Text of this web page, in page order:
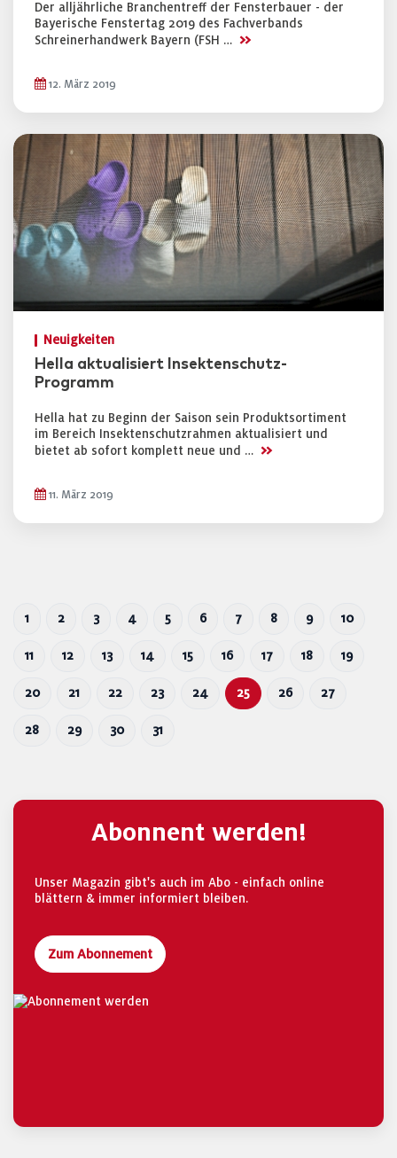
Der alljährliche Branchentreff der Fensterbauer - der
Bayerische Fenstertag 2019 des Fachverbands
Schreinerhandwerk Bayern (FSH … >>
12. März 2019
Neuigkeiten
Hella aktualisiert Insektenschutz-
Programm
Hella hat zu Beginn der Saison sein Produktsortiment
im Bereich Insektenschutzrahmen aktualisiert und
bietet ab sofort komplett neue und … >>
11. März 2019
1 2 3 4 5 6 7 8 9 10
11 12 13 14 15 16 17 18 19
20 21 22 23 24 25 26 27
28 29 30 31
Abonnent werden!
Unser Magazin gibt's auch im Abo - einfach online
blättern & immer informiert bleiben.
Zum Abonnement